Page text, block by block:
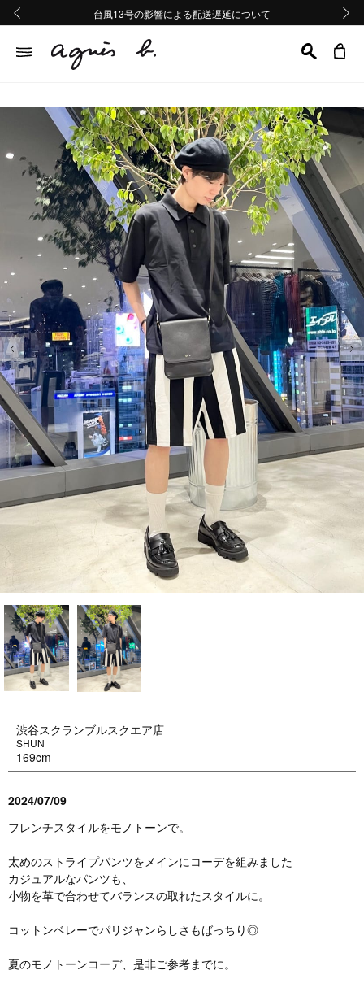
熊本地域地震の影響による配送遅延について
Summer Sale 2buy10%OFF!!
台風13号の影響による配送遅延について
熊本地域地震の影響による配送遅延について
Summer Sale 2buy10%OFF!!
前の画像 次
渋谷スクランブルスクエア店
SHUN
169cm
2024/07/09
フレンチスタイルをモノトーンで。
太めのストライプパンツをメインにコーデを組みました
カジュアルなパンツも、
小物を革で合わせてバランスの取れたスタイルに。
コットンベレーでパリジャンらしさもばっちり◎
夏のモノトーンコーデ、是非ご参考までに。